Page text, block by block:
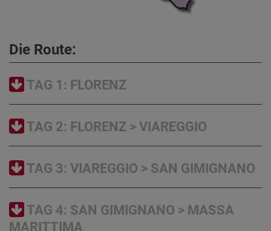
Die Route:
TAG 1: FLORENZ
TAG 2: FLORENZ > VIAREGGIO
TAG 3: VIAREGGIO > SAN GIMIGNANO
TAG 4: SAN GIMIGNANO > MASSA
MARITTIMA